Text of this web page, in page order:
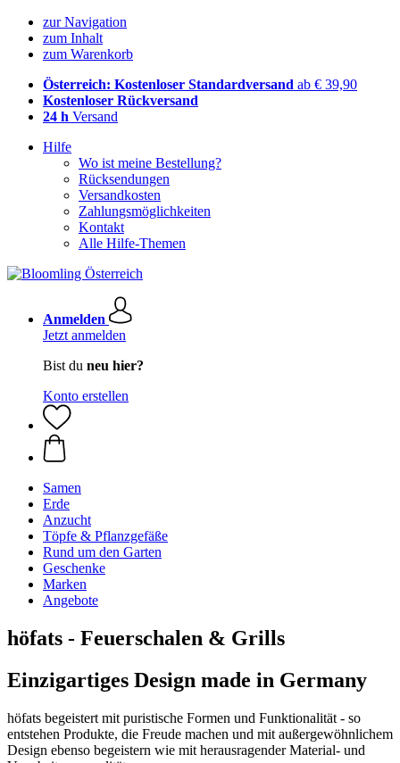
zur Navigation
zum Inhalt
zum Warenkorb
Österreich: Kostenloser Standardversand ab € 39,90
Kostenloser Rückversand
24 h Versand
Hilfe
Wo ist meine Bestellung?
Rücksendungen
Versandkosten
Zahlungsmöglichkeiten
Kontakt
Alle Hilfe-Themen
Anmelden
Jetzt anmelden
Bist du neu hier?
Konto erstellen
Samen
Erde
Anzucht
Töpfe & Pflanzgefäße
Rund um den Garten
Geschenke
Marken
Angebote
höfats - Feuerschalen & Grills
Einzigartiges Design made in Germany
höfats begeistert mit puristische Formen und Funktionalität - so
entstehen Produkte, die Freude machen und mit außergewöhnlichem
Design ebenso begeistern wie mit herausragender Material- und